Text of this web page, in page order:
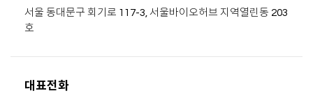
서울 동대문구 회기로 117-3, 서울바이오허브 지역열린동 203
호
대표전화